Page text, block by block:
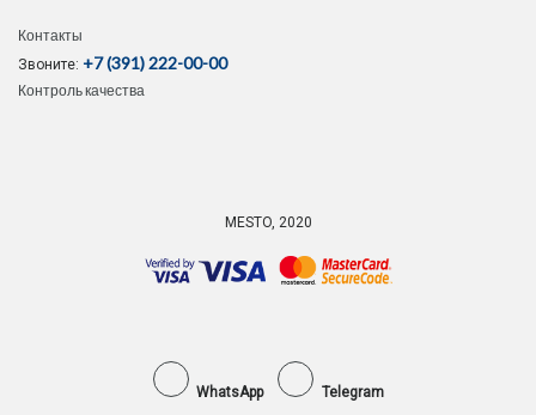
Контакты
Звоните: +7 (391) 222-00-00
Контроль качества
MESTO, 2020
WhatsApp Telegram